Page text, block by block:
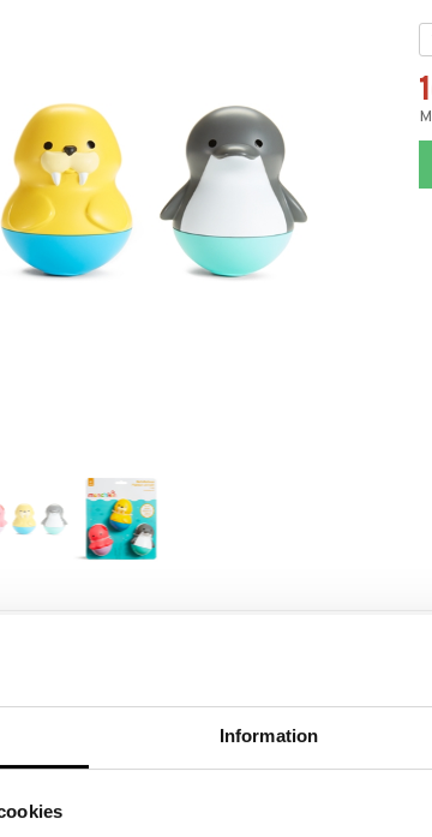
Information
tehdä löytöjä suuresta ALEstamme. Juuri
31.8.2026 asti mutta ole nopea -